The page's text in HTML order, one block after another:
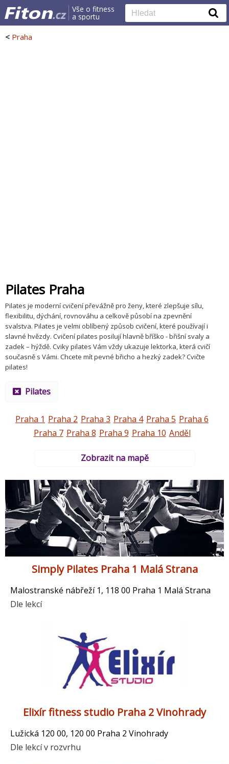
Vše o fitness
a sportu
< Praha
Pilates Praha
Pilates je moderní cvičení převážně pro ženy, které zlepšuje sílu,
flexibilitu, dýchání, rovnováhu a celkově působí na zpevnění
svalstva. Pilates je velmi oblíbený způsob cvičení, které používají i
slavné hvězdy. Cvičení pilates posilují hlavně bříško - břišní svaly a
zadek – hýždě. Cviky pilates Vám vždy ukazuje lektorka, která cvičí
současně s Vámi. Chcete mít pevné břicho a hezký zadek? Cvičte
pilates!
Pilates
Praha 1 Praha 2 Praha 3 Praha 4 Praha 5 Praha 6
Praha 7 Praha 8 Praha 9 Praha 10 Anděl
Zobrazit na mapě
Simply Pilates Praha 1 Malá Strana
Malostranské nábřeží 1, 118 00 Praha 1 Malá Strana
Dle lekcí
Elixír fitness studio Praha 2 Vinohrady
Lužická 120 00, 120 00 Praha 2 Vinohrady
Dle lekcí v rozvrhu